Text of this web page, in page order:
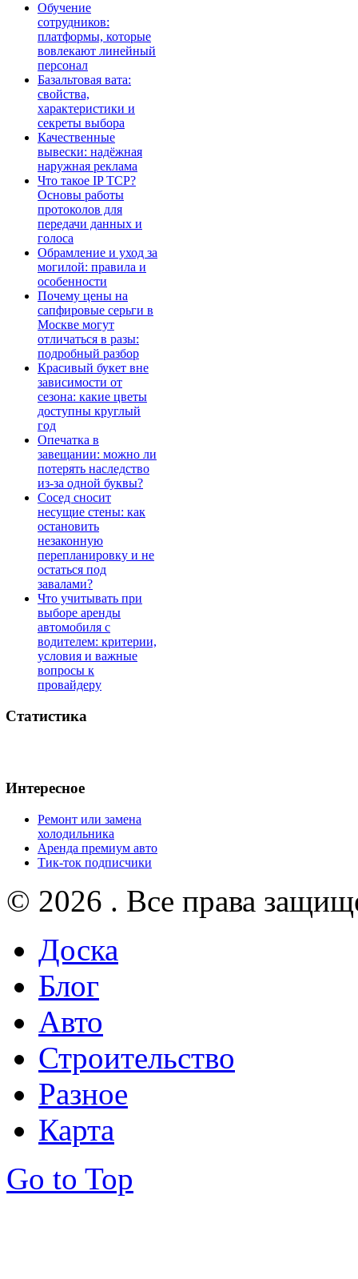
Обучение
сотрудников:
платформы, которые
вовлекают линейный
персонал
Базальтовая вата:
свойства,
характеристики и
секреты выбора
Качественные
вывески: надёжная
наружная реклама
Что такое IP TCP?
Основы работы
протоколов для
передачи данных и
голоса
Обрамление и уход за
могилой: правила и
особенности
Почему цены на
сапфировые серьги в
Москве могут
отличаться в разы:
подробный разбор
Красивый букет вне
зависимости от
сезона: какие цветы
доступны круглый
год
Опечатка в
завещании: можно ли
потерять наследство
из-за одной буквы?
Сосед сносит
несущие стены: как
остановить
незаконную
перепланировку и не
остаться под
завалами?
Что учитывать при
выборе аренды
автомобиля с
водителем: критерии,
условия и важные
вопросы к
провайдеру
Статистика
Интересное
Ремонт или замена
холодильника
Аренда премиум авто
Тик-ток подписчики
© 2026 . Все права
Доска
Блог
Авто
Строительство
Разное
Карта
Go to Top